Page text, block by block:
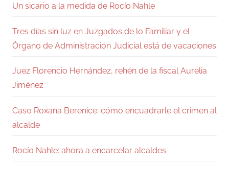
Un sicario a la medida de Rocío Nahle
Tres días sin luz en Juzgados de lo Familiar y el
Órgano de Administración Judicial está de vacaciones
Juez Florencio Hernández, rehén de la fiscal Aurelia
Jiménez
Caso Roxana Berenice: cómo encuadrarle el crimen al
alcalde
Rocío Nahle: ahora a encarcelar alcaldes